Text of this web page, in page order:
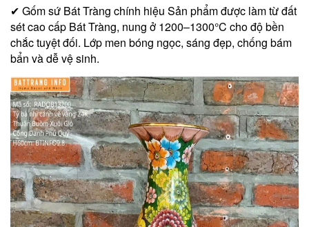
✔ Gốm sứ Bát Tràng chính hiệu Sản phẩm được làm từ đất
sét cao cấp Bát Tràng, nung ở 1200–1300°C cho độ bền
chắc tuyệt đối. Lớp men bóng ngọc, sáng đẹp, chống bám
bẩn và dễ vệ sinh.